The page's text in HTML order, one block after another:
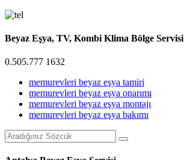
Beyaz Eşya, TV, Kombi Klima Bölge Servisi
0.505.777 1632
memurevleri beyaz eşya tamiri
memurevleri beyaz eşya onarımı
memurevleri beyaz eşya montajı
memurevleri beyaz eşya bakımı